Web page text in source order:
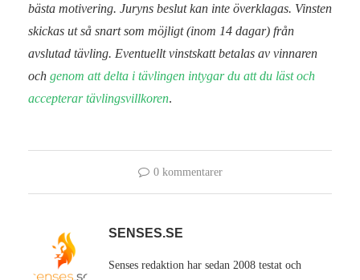
bästa motivering. Juryns beslut kan inte överklagas. Vinsten
skickas ut så snart som möjligt (inom 14 dagar) från
avslutad tävling. Eventuellt vinstskatt betalas av vinnaren
och genom att delta i tävlingen intygar du att du läst och
accepterar tävlingsvillkoren.
0 kommentarer
SENSES.SE
Senses redaktion har sedan 2008 testat och